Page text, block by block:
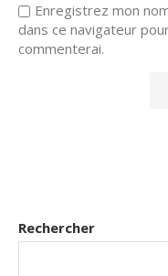
Enregistrez mon
dans ce navigateur
commenterai.
Rechercher